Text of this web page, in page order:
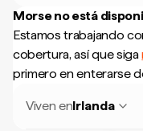
Morse no está
Estamos trabajando
cobertura, así que siga
primero en enterarse
Viven enIrlanda